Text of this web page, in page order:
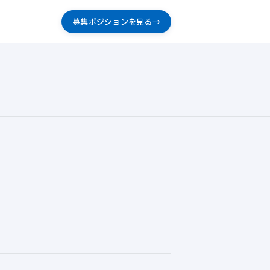
募集ポジションを見る